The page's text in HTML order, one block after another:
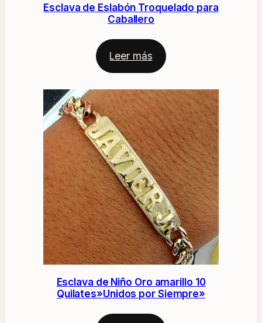
Esclava de Eslabón Troquelado para
Caballero
Leer más
Esclava de Niño Oro amarillo 10
Quilates»Unidos por Siempre»